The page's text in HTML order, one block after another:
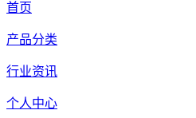
首页
产品分类
行业资讯
个人中心